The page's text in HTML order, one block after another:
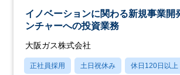
イノベーションに関わる新規事業開
ンチャーへの投資業務
大阪ガス株式会社
正社員採用 土日祝休み 休日120日以上